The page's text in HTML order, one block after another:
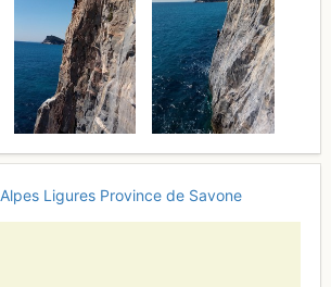
Alpes Ligures Province de Savone